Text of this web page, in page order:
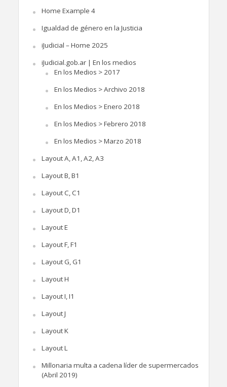
Home Example 4
Igualdad de género en la Justicia
iJudicial – Home 2025
iJudicial.gob.ar | En los medios
En los Medios > 2017
En los Medios > Archivo 2018
En los Medios > Enero 2018
En los Medios > Febrero 2018
En los Medios > Marzo 2018
Layout A, A1, A2, A3
Layout B, B1
Layout C, C1
Layout D, D1
Layout E
Layout F, F1
Layout G, G1
Layout H
Layout I, I1
Layout J
Layout K
Layout L
Millonaria multa a cadena líder de supermercados
(Abril 2019)